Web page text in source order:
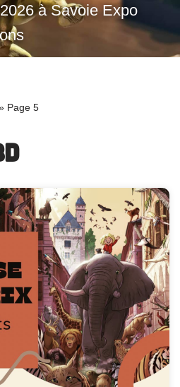
à Savoie Expo
Page 5